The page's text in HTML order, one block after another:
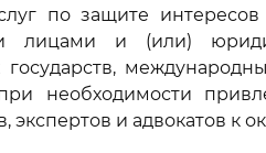
по защите
лицами и (или)
государств,
необходимости
экспертов и адвокатов к